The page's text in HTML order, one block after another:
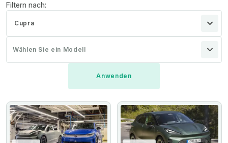
Filtern nach:
Cupra
Wählen Sie ein Modell